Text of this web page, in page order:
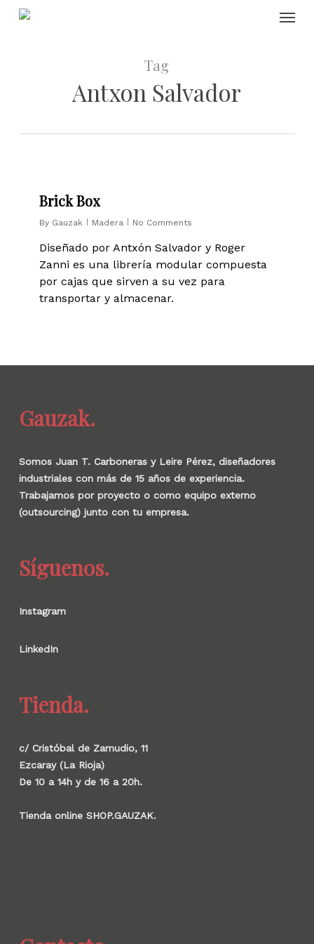
Skip
Tag
Antxon Salvador
Brick Box
By Gauzak Madera No Comments
Diseñado por Antxón Salvador y Roger
Zanni es una librería modular compuesta
por cajas que sirven a su vez para
transportar y almacenar.
Gauzak.
Somos Juan T. Carboneras y Leire Pérez, diseñadores
industriales con más de 15 años de experiencia.
Trabajamos por proyecto o como equipo externo
(outsourcing) junto con tu empresa.
Síguenos.
Instagram
LinkedIn
Tienda.
c/ Cristóbal de Zamudio, 11
Ezcaray (La Rioja)
De 10 a 14h y de 16 a 20h.
Tienda online SHOP.GAUZAK.